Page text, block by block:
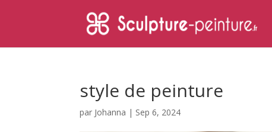
style de peinture
par Johanna | Sep 6, 2024